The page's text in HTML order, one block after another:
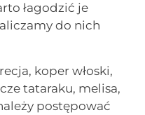
łagodzić je
do nich
koper włoski,
tataraku, melisa,
postępować